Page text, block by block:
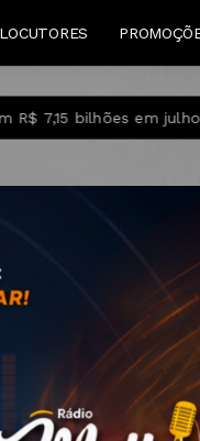
LOCUTORES
Candidatos do